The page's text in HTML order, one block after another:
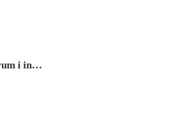
Det professionelle rum i individuel psykomotorisk terapi